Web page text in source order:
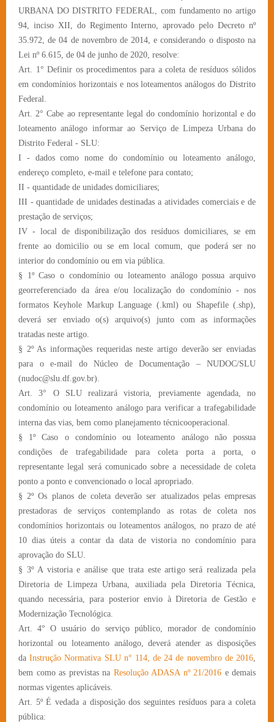
URBANA DO DISTRITO FEDERAL, com fundamento no artigo
94, inciso XII, do Regimento Interno, aprovado pelo Decreto nº
35.972, de 04 de novembro de 2014, e considerando o disposto na
Lei nº 6.615, de 04 de junho de 2020, resolve:
Art. 1° Definir os procedimentos para a coleta de resíduos sólidos
em condomínios horizontais e nos loteamentos análogos do Distrito
Federal.
Art. 2° Cabe ao representante legal do condomínio horizontal e do
loteamento análogo informar ao Serviço de Limpeza Urbana do
Distrito Federal - SLU:
I - dados como nome do condomínio ou loteamento análogo,
endereço completo, e-mail e telefone para contato;
II - quantidade de unidades domiciliares;
III - quantidade de unidades destinadas a atividades comerciais e de
prestação de serviços;
IV - local de disponibilização dos resíduos domiciliares, se em
frente ao domicilio ou se em local comum, que poderá ser no
interior do condomínio ou em via pública.
§ 1º Caso o condomínio ou loteamento análogo possua arquivo
georreferenciado da área e/ou localização do condomínio - nos
formatos Keyhole Markup Language (.kml) ou Shapefile (.shp),
deverá ser enviado o(s) arquivo(s) junto com as informações
tratadas neste artigo.
§ 2º As informações requeridas neste artigo deverão ser enviadas
para o e-mail do Núcleo de Documentação – NUDOC/SLU
(nudoc@slu.df.gov.br).
Art. 3° O SLU realizará vistoria, previamente agendada, no
condomínio ou loteamento análogo para verificar a trafegabilidade
interna das vias, bem como planejamento técnicooperacional.
§ 1º Caso o condomínio ou loteamento análogo não possua
condições de trafegabilidade para coleta porta a porta, o
representante legal será comunicado sobre a necessidade de coleta
ponto a ponto e convencionado o local apropriado.
§ 2º Os planos de coleta deverão ser atualizados pelas empresas
prestadoras de serviços contemplando as rotas de coleta nos
condomínios horizontais ou loteamentos análogos, no prazo de até
10 dias úteis a contar da data de vistoria no condomínio para
aprovação do SLU.
§ 3º A vistoria e análise que trata este artigo será realizada pela
Diretoria de Limpeza Urbana, auxiliada pela Diretoria Técnica,
quando necessária, para posterior envio à Diretoria de Gestão e
Modernização Tecnológica.
Art. 4° O usuário do serviço público, morador de condomínio
horizontal ou loteamento análogo, deverá atender as disposições
daInstrução Normativa SLU n° 114, de 24 de novembro de 2016
bem como as previstas na Resolução ADASA nº 21/2016 e demais
normas vigentes aplicáveis.
Art. 5º É vedada a disposição dos seguintes resíduos para a coleta
pública: